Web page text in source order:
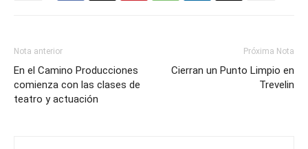
Nota anterior
En el Camino Producciones
comienza con las clases de
teatro y actuación
Próxima Nota
Cierran un Punto Limpio en
Trevelin